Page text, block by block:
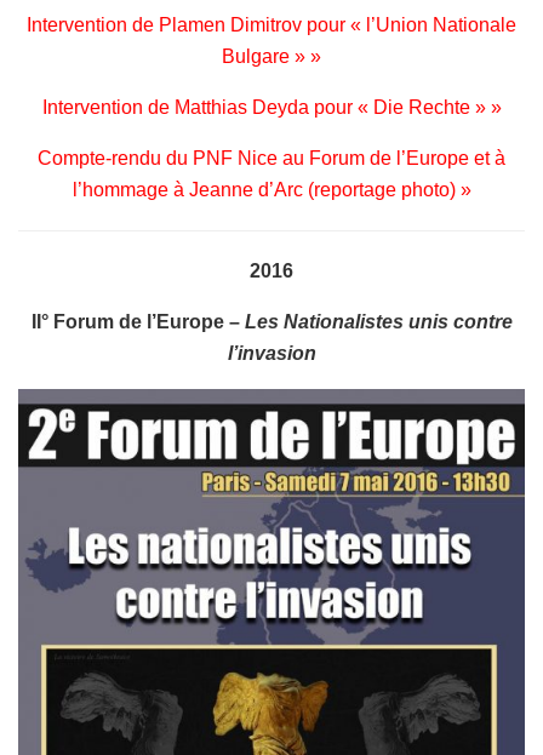
Intervention de Plamen Dimitrov pour « l’Union Nationale
Bulgare » »
Intervention de Matthias Deyda pour « Die Rechte » »
Compte-rendu du PNF Nice au Forum de l’Europe et à
l’hommage à Jeanne d’Arc (reportage photo) »
2016
II° Forum de l’Europe – Les Nationalistes unis contre
l’invasion